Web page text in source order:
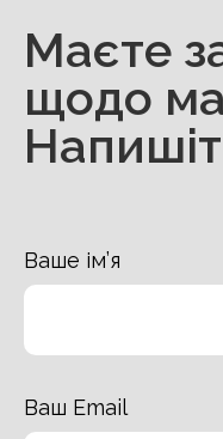
Маєте
щодо
Ваше ім’я
Ваш Email